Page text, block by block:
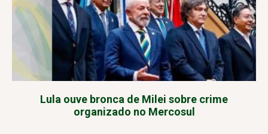
Lula ouve bronca de Milei sobre crime
organizado no Mercosul